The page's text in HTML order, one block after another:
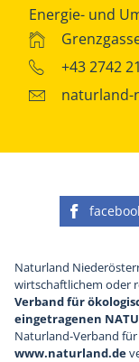
Energie- und
+43 2742
naturland-
Finden
Naturland
wirtschaftlichem oder
Verband für
eingetragenen
Naturland-Verband
www.naturland.de